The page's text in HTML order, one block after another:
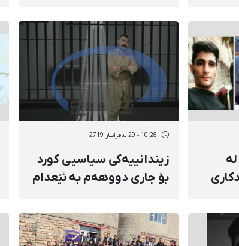
10:28 - 29 بەفرانبار 2719
زیندانییەکی سیاسیی کورد
بۆ جاری دووهەم بە ئێعدام